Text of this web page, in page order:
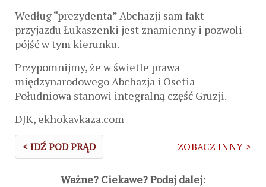
Według “prezydenta” Abchazji sam fakt
przyjazdu Łukaszenki jest znamienny i pozwoli
pójść w tym kierunku.
Przypomnijmy, że w świetle prawa
międzynarodowego Abchazja i Osetia
Południowa stanowi integralną część Gruzji.
DJK, ekhokavkaza.com
< IDŹ POD PRĄD ZOBACZ INNY >
Ważne? Ciekawe? Podaj dalej: